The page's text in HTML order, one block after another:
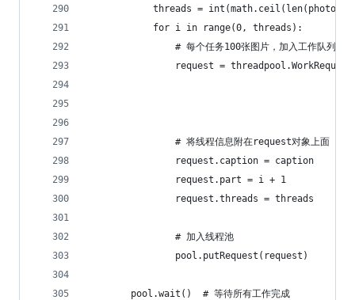
threads =
            for i in range(0, threads):
                # 每个任务100张图片，加入工作队列
request =
                # 将线程信息附在request对象上面
                request.caption = caption
                request.part = i + 1
                request.threads = threads
                # 加入线程池
                pool.putRequest(request)
        pool.wait()  # 等待所有工作完成